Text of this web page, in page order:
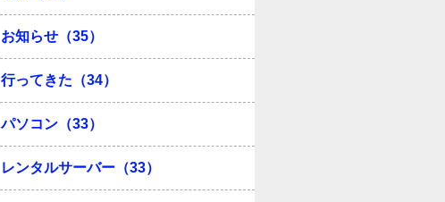
お知らせ（35）
行ってきた（34）
パソコン（33）
レンタルサーバー（33）